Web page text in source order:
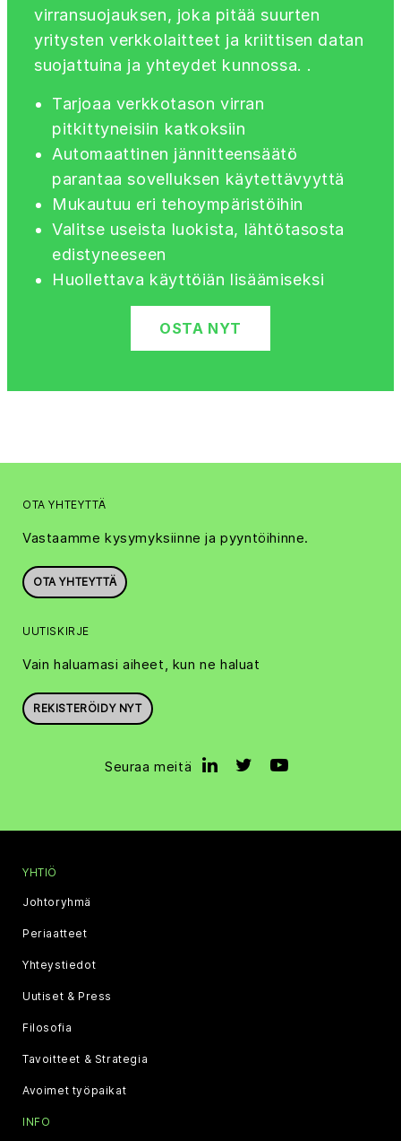
virransuojauksen, joka pitää suurten
yritysten verkkolaitteet ja kriittisen datan
suojattuina ja yhteydet kunnossa. .
Tarjoaa verkkotason virran
pitkittyneisiin katkoksiin
Automaattinen jännitteensäätö
parantaa sovelluksen käytettävyyttä
Mukautuu eri tehoympäristöihin
Valitse useista luokista, lähtötasosta
edistyneeseen
Huollettava käyttöiän lisäämiseksi
OSTA NYT
OTA YHTEYTTÄ
Vastaamme kysymyksiinne ja pyyntöihinne.
OTA YHTEYTTÄ
UUTISKIRJE
Vain haluamasi aiheet, kun ne haluat
REKISTERÖIDY NYT
Seuraa meitä
YHTIÖ
Johtoryhmä
Periaatteet
Yhteystiedot
Uutiset & Press
Filosofia
Tavoitteet & Strategia
Avoimet työpaikat
INFO